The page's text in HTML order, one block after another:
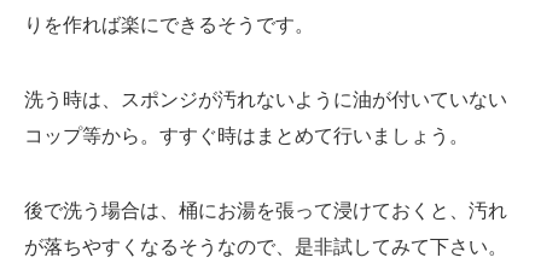
りを作れば楽にできるそうです。
洗う時は、スポンジが汚れないように油が付いていない
コップ等から。すすぐ時はまとめて行いましょう。
後で洗う場合は、桶にお湯を張って浸けておくと、汚れ
が落ちやすくなるそうなので、是非試してみて下さい。